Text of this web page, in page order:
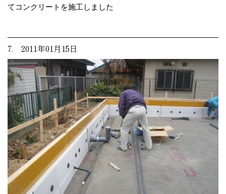
てコンクリートを施工しました
7. 2011年01月15日